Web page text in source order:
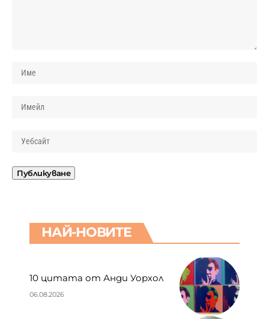
НАЙ-НОВИТЕ
10 цитата от Анди Уорхол
06.08.2026